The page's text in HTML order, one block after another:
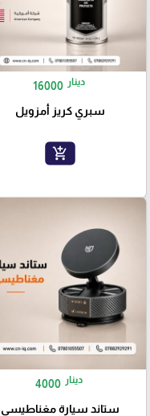
16000 دينار
سبري كريز أمزويل
add_shopping_cart
4000 دينار
ستاند سيارة مغناطيسي